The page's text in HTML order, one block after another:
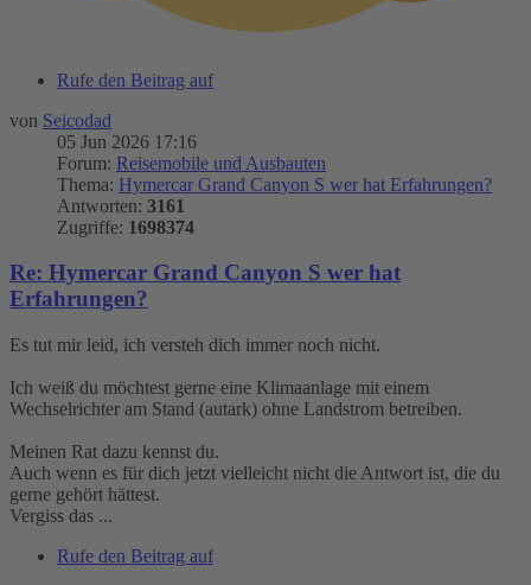
Rufe den Beitrag auf
von Seicodad
05 Jun 2026 17:16
Forum: Reisemobile und Ausbauten
Thema: Hymercar Grand Canyon S wer hat Erfahrungen?
Antworten: 3161
Zugriffe: 1698374
Re: Hymercar Grand Canyon S wer hat
Erfahrungen?
Es tut mir leid, ich versteh dich immer noch nicht.
Ich weiß du möchtest gerne eine Klimaanlage mit einem
Wechselrichter am Stand (autark) ohne Landstrom betreiben.
Meinen Rat dazu kennst du.
Auch wenn es für dich jetzt vielleicht nicht die Antwort ist, die du
gerne gehört hättest.
Vergiss das ...
Rufe den Beitrag auf